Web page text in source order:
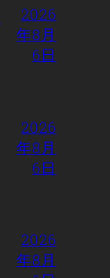
2026
年8月
6日
2026
年8月
6日
2026
年8月